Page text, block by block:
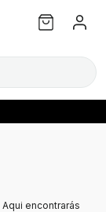
Aqui encontrarás